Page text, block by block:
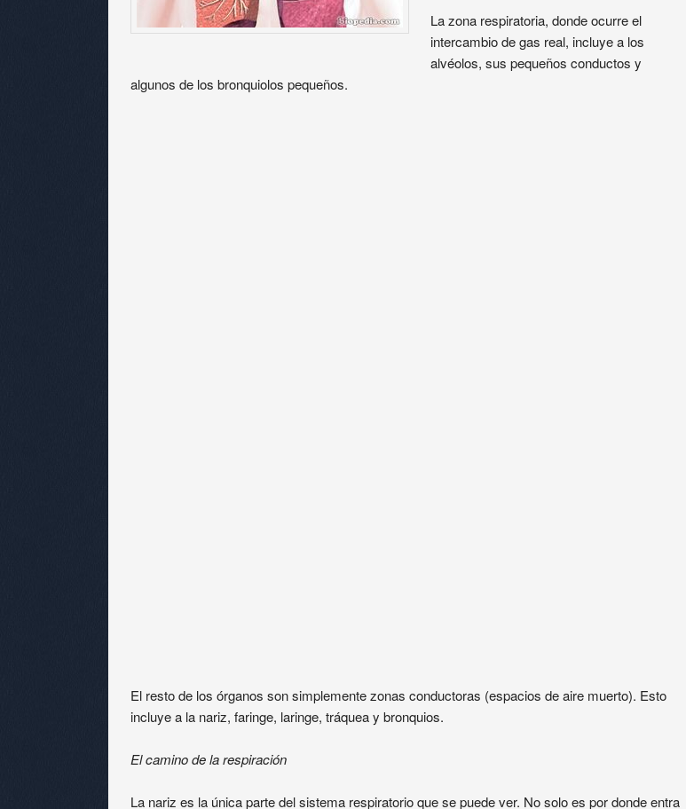
La zona respiratoria, donde ocurre el
intercambio de gas real, incluye a los
alvéolos, sus pequeños conductos y
algunos de los bronquiolos pequeños.
El resto de los órganos son simplemente zonas conductoras (espacios de aire muerto). Esto
incluye a la nariz, faringe, laringe, tráquea y bronquios.
El camino de la respiración
La nariz es la única parte del sistema respiratorio que se puede ver. No solo es por donde entra